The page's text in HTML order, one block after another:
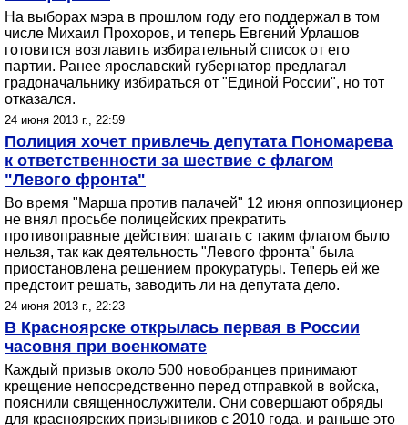
На выборах мэра в прошлом году его поддержал в том
числе Михаил Прохоров, и теперь Евгений Урлашов
готовится возглавить избирательный список от его
партии. Ранее ярославский губернатор предлагал
градоначальнику избираться от "Единой России", но тот
отказался.
24 июня 2013 г., 22:59
Полиция хочет привлечь депутата Пономарева
к ответственности за шествие с флагом
"Левого фронта"
Во время "Марша против палачей" 12 июня оппозиционер
не внял просьбе полицейских прекратить
противоправные действия: шагать с таким флагом было
нельзя, так как деятельность "Левого фронта" была
приостановлена решением прокуратуры. Теперь ей же
предстоит решать, заводить ли на депутата дело.
24 июня 2013 г., 22:23
В Красноярске открылась первая в России
часовня при военкомате
Каждый призыв около 500 новобранцев принимают
крещение непосредственно перед отправкой в войска,
пояснили священнослужители. Они совершают обряды
для красноярских призывников с 2010 года, и раньше это